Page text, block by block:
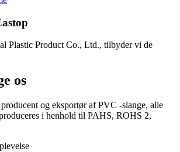
Plastic Product Co., Ltd., tilbyder vi de
os
og eksportør af PVC -slange, alle
i henhold til PAHS, ROHS 2,